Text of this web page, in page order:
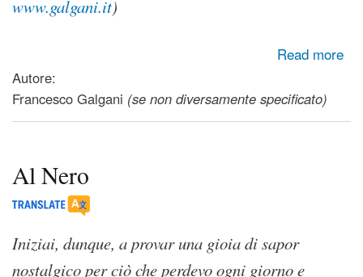
www.galgani.it)
Read more
Autore:
Francesco Galgani (se non diversamente specificato)
Al Nero
Iniziai, dunque, a provar una gioia di sapor
nostalgico per ciò che perdevo ogni giorno e